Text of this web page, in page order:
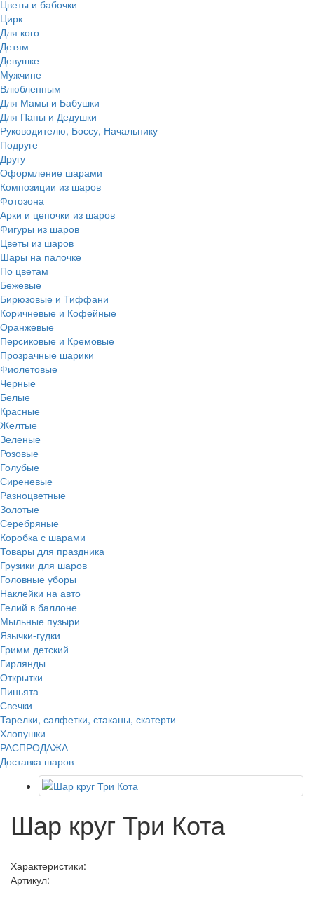
Цветы и бабочки
Цирк
Для кого
Детям
Девушке
Мужчине
Влюбленным
Для Мамы и Бабушки
Для Папы и Дедушки
Руководителю, Боссу, Начальнику
Подруге
Другу
Оформление шарами
Композиции из шаров
Фотозона
Арки и цепочки из шаров
Фигуры из шаров
Цветы из шаров
Шары на палочке
По цветам
Бежевые
Бирюзовые и Тиффани
Коричневые и Кофейные
Оранжевые
Персиковые и Кремовые
Прозрачные шарики
Фиолетовые
Черные
Белые
Красные
Желтые
Зеленые
Розовые
Голубые
Сиреневые
Разноцветные
Золотые
Серебряные
Коробка с шарами
Товары для праздника
Грузики для шаров
Головные уборы
Наклейки на авто
Гелий в баллоне
Мыльные пузыри
Язычки-гудки
Гримм детский
Гирлянды
Открытки
Пиньята
Свечки
Тарелки, салфетки, стаканы, скатерти
Хлопушки
РАСПРОДАЖА
Доставка шаров
Шар круг Три Кота
Характеристики:
Артикул: